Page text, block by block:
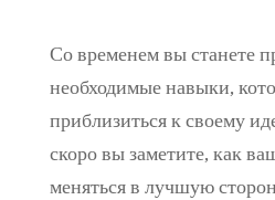
Со временем вы станете
необходимые навыки,
приблизиться к своему
скоро вы заметите, как
меняться в лучшую